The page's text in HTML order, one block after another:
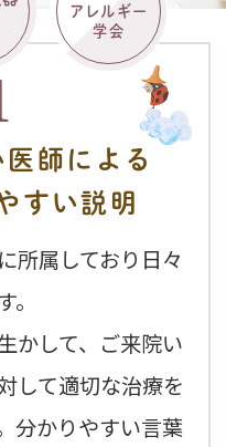
アレルギー
学会
医師による
すい説明
所属しており日々
かして、ご来院い
して適切な治療を
分かりやすい言葉